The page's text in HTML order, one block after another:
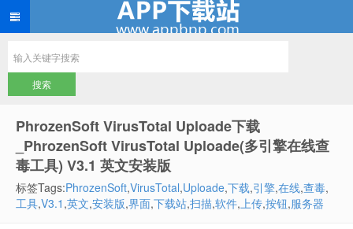
PhrozenSoft VirusTotal Uploade下载
_PhrozenSoft VirusTotal Uploade(多引擎在线查
毒工具) V3.1 英文安装版
标签Tags:PhrozenSoft,VirusTotal,Uploade,下载,引擎,在线,查毒,
工具,V3.1 ,英文,安装版,界面,下载站,扫描,软件,上传,按钮,服务器